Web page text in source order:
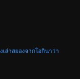
เล่าสยองจากโอกินาว่า